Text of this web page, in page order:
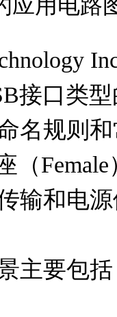
应用电路
接口类
名规则
（
输和电
主要包